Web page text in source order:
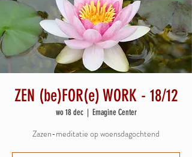
ZEN (be)FOR(e) WORK - 18/12
wo 18 dec
  |
Emagine Center
Zazen-meditatie op woensdagochtend